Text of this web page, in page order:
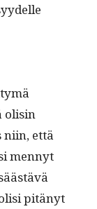
olisin
niin, että
men­nyt
pitänyt